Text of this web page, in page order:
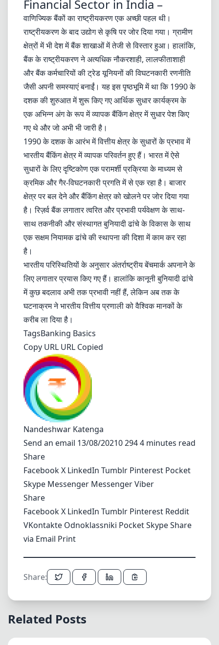
Financial Sector in India –
वाणिज्यिक बैंकों का राष्ट्रीयकरण एक अच्छी पहल थी।
राष्ट्रीयकरण के बाद उद्योग से कृषि पर जोर दिया गया। ग्रामीण
क्षेत्रों में भी देश में बैंक शाखाओं में तेजी से विस्तार हुआ। हालांकि,
बैंक के राष्ट्रीयकरण ने अत्यधिक नौकरशाही, लालफीताशाही
और बैंक कर्मचारियों की ट्रेड यूनियनों की विघटनकारी रणनीति
जैसी अपनी समस्याएं बनाईं। यह इस पृष्ठभूमि में था कि 1990 के
दशक की शुरुआत में शुरू किए गए आर्थिक सुधार कार्यक्रम के
एक अभिन्न अंग के रूप में व्यापक बैंकिंग क्षेत्र में सुधार पेश किए
गए थे और जो अभी भी जारी है।
1990 के दशक के आरंभ में वित्तीय क्षेत्र के सुधारों के प्रभाव में
भारतीय बैंकिंग क्षेत्र में व्यापक परिवर्तन हुए हैं। भारत में ऐसे
सुधारों के लिए दृष्टिकोण एक परामर्शी प्रक्रिया के माध्यम से
क्रमिक और गैर-विघटनकारी प्रगति में से एक रहा है। बाजार
क्षेत्र पर बल देने और बैंकिंग क्षेत्र को खोलने पर जोर दिया गया
है। रिज़र्व बैंक लगातार त्वरित और प्रभावी पर्यवेक्षण के साथ-
साथ तकनीकी और संस्थागत बुनियादी ढांचे के विकास के साथ
एक सक्षम नियामक ढांचे की स्थापना की दिशा में काम कर रहा
है।
भारतीय परिस्थितियों के अनुसार अंतर्राष्ट्रीय बेंचमार्क अपनाने के
लिए लगातार प्रयास किए गए हैं। हालांकि कानूनी बुनियादी ढांचे
में कुछ बदलाव अभी तक प्रभावी नहीं हैं, लेकिन अब तक के
घटनाक्रम ने भारतीय वित्तीय प्रणाली को वैश्विक मानकों के
करीब ला दिया है।
TagsBanking Basics
Copy URL URL Copied
Nandeshwar Katenga
Send an email 13/08/20210 294 4 minutes read
Share
FacebookX LinkedIn Tumblr Pinterest Pocket
Skype Messenger MessengerViber
Share
FacebookX LinkedIn Tumblr Pinterest Reddit
VKontakte Odnoklassniki PocketSkypeShare
via Email Print
Share:
Related Posts